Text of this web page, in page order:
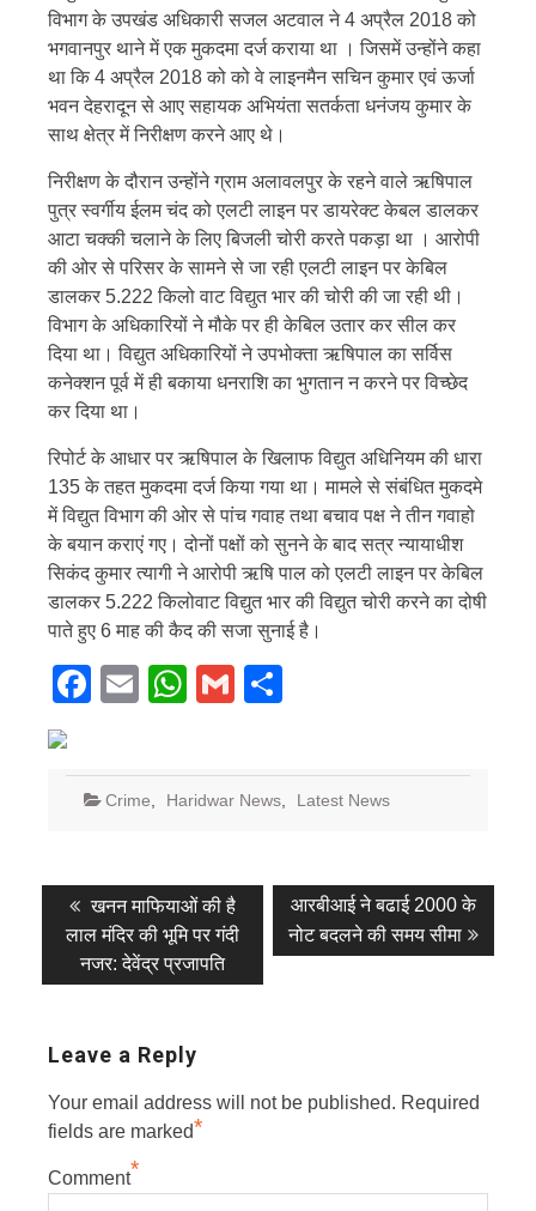
विभाग के उपखंड अधिकारी सजल अटवाल ने 4 अप्रैल 2018 को
भगवानपुर थाने में एक मुकदमा दर्ज कराया था । जिसमें उन्होंने कहा
था कि 4 अप्रैल 2018 को को वे लाइनमैन सचिन कुमार एवं ऊर्जा
भवन देहरादून से आए सहायक अभियंता सतर्कता धनंजय कुमार के
साथ क्षेत्र में निरीक्षण करने आए थे।
निरीक्षण के दौरान उन्होंने ग्राम अलावलपुर के रहने वाले ऋषिपाल
पुत्र स्वर्गीय ईलम चंद को एलटी लाइन पर डायरेक्ट केबल डालकर
आटा चक्की चलाने के लिए बिजली चोरी करते पकड़ा था । आरोपी
की ओर से परिसर के सामने से जा रही एलटी लाइन पर केबिल
डालकर 5.222 किलो वाट विद्युत भार की चोरी की जा रही थी।
विभाग के अधिकारियों ने मौके पर ही केबिल उतार कर सील कर
दिया था। विद्युत अधिकारियों ने उपभोक्ता ऋषिपाल का सर्विस
कनेक्शन पूर्व में ही बकाया धनराशि का भुगतान न करने पर विच्छेद
कर दिया था।
रिपोर्ट के आधार पर ऋषिपाल के खिलाफ विद्युत अधिनियम की धारा
135 के तहत मुकदमा दर्ज किया गया था। मामले से संबंधित मुकदमे
में विद्युत विभाग की ओर से पांच गवाह तथा बचाव पक्ष ने तीन गवाहो
के बयान कराएं गए। दोनों पक्षों को सुनने के बाद सत्र न्यायाधीश
सिकंद कुमार त्यागी ने आरोपी ऋषि पाल को एलटी लाइन पर केबिल
डालकर 5.222 किलोवाट विद्युत भार की विद्युत चोरी करने का दोषी
पाते हुए 6 माह की कैद की सजा सुनाई है।
Facebook
EmailWhatsApp
Gmail
Crime Haridwar News Latest News
Post
navigation
Previous
post:
खनन माफियाओं की है
लाल मंदिर की भूमि पर गंदी
नजर: देवेंद्र प्रजापति
Next
post:
आरबीआई ने बढाई 2000 के
नोट बदलने की समय सीमा
Leave a Reply
Your email address will not be published. Required
fields are marked*
Comment*